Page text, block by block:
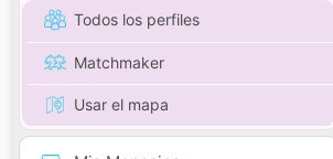
Todos los perfiles
Matchmaker
Usar el mapa